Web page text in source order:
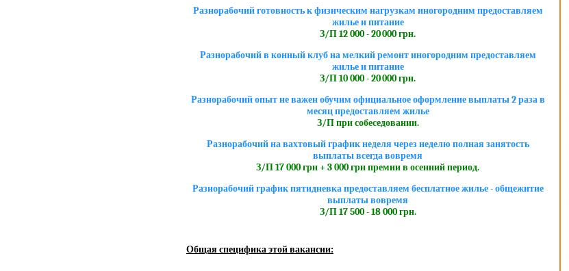
Разнорабочий готовность к физическим нагрузкам иногородним предоставляем
жилье и питание
З/П 12 000 - 20 000 грн.
Разнорабочий в конный клуб на мелкий ремонт иногородним предоставляем
жилье и питание
З/П 10 000 - 20 000 грн.
Разнорабочий опыт не важен обучим официальное оформление выплаты 2 раза в
месяц предоставляем жилье
З/П при собеседовании.
Разнорабочий на вахтовый график неделя через неделю полная занятость
выплаты всегда вовремя
З/П 17 000 грн + 3 000 грн премии в осенний период.
Разнорабочий график пятидневка предоставляем бесплатное жилье - общежитие
выплаты вовремя
З/П 17 500 - 18 000 грн.
Общая специфика этой вакансии: